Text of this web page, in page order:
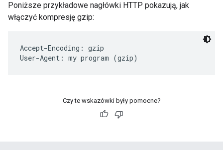
Poniższe przykładowe nagłówki HTTP pokazują, jak
włączyć kompresję gzip:
Accept-Encoding: gzip
Czy te wskazówki były pomocne?